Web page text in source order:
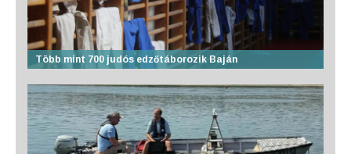
Több mint 700 judós edzőtáborozik Baján